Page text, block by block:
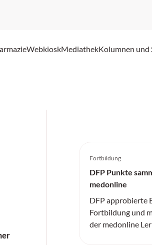
WebkioskMediathekKolumnen und
Fortbildung
DFP Punkte
medonline
DFP approbierte
Fortbildung und
der medonline